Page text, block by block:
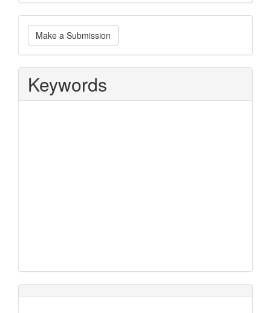
Make
a
Submission
Make a Submission
Keywords